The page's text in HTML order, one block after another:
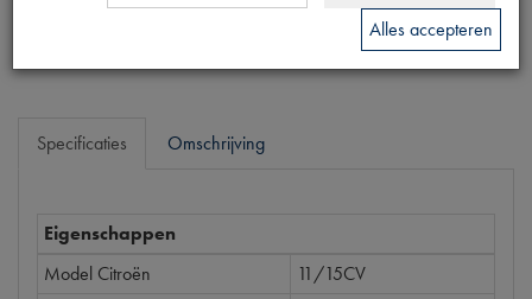
Specificaties Omschrijving
Eigenschappen
Model Citroën
11/15CV
Alles accepteren